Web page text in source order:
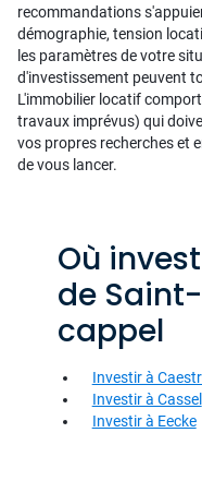
recommandations
démographie, tension
les paramètres de votre
d'investissement peuvent
L'immobilier locatif
travaux imprévus) qui
vos propres recherches et
de vous lancer.
Où
de
cappel
Investir à
Investir à Cassel
Investir à Eecke